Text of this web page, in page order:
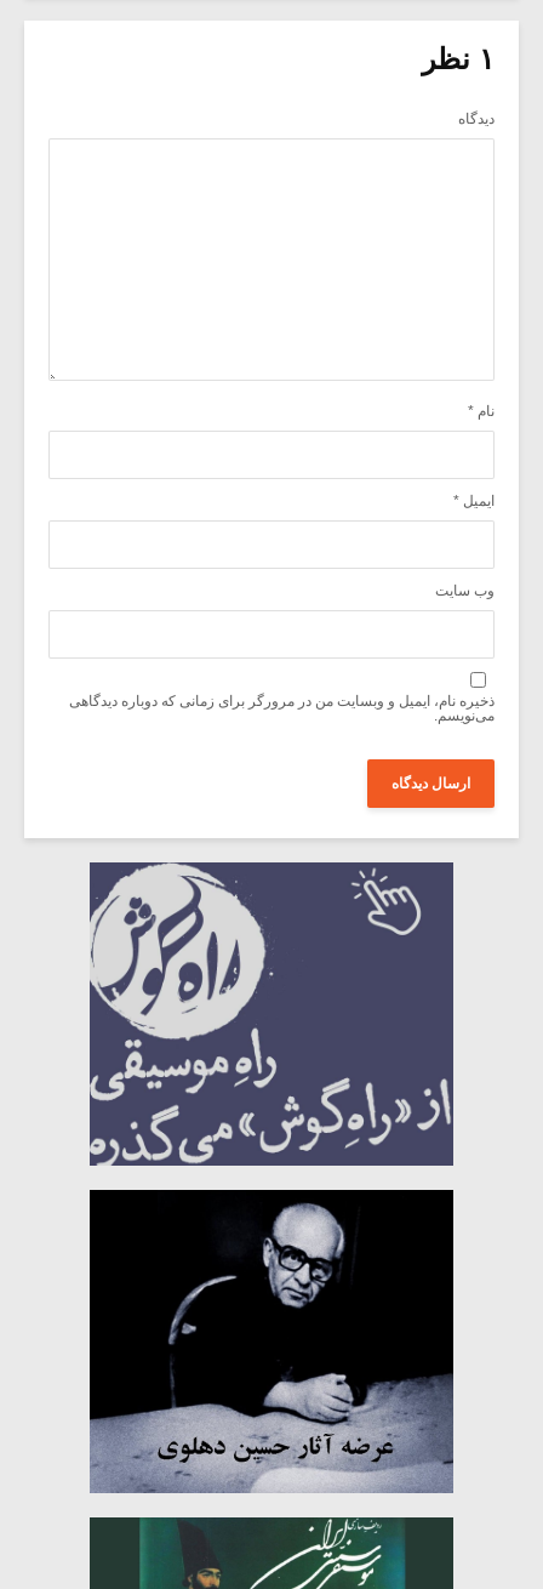
۱ نظر
دیدگاه
نام *
ایمیل *
وب‌ سایت
ذخیره نام، ایمیل و وبسایت من در مرورگر برای زمانی که دوباره دیدگاهی
می‌نویسم.